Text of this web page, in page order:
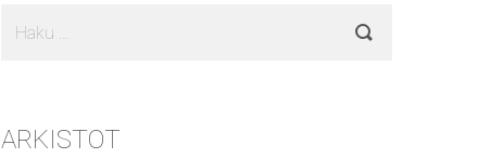
Sidebar
ARKISTOT